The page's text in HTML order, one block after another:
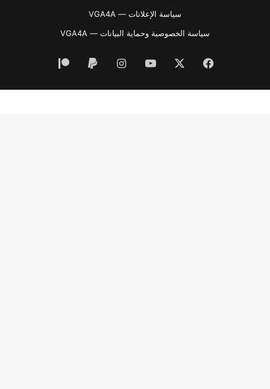
سياسة الإعلانات — VGA4A
سياسة الخصوصية وحماية البيانات — VGA4A
فيسبوك ‫YouTubeانستقرام
‏Paypal
‫Patreon